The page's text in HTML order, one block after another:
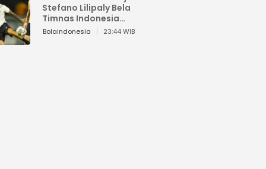
Stefano Lilipaly Bela
Timnas Indonesia
Berakhir Berantakan
Bolaindonesia 23:44 WIB